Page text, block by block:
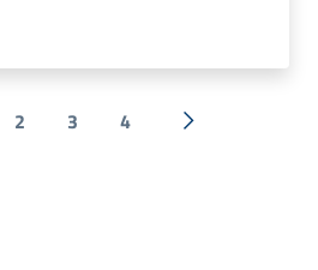
2 3 4 Successiva »